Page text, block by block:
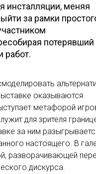
инсталляции, меняя
за рамки
потерявший
работ.
оказываются
метафорой
для зрителя
за ним
настоящего. В
разворачивающей
дискурса.